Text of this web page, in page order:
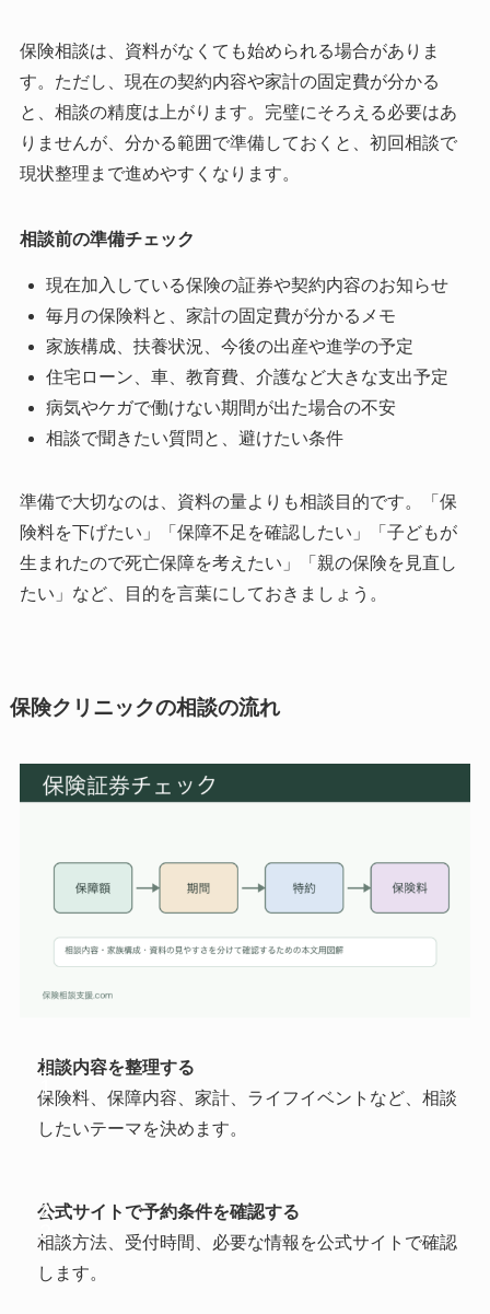
保険相談は、資料がなくても始められる場合がありま
す。ただし、現在の契約内容や家計の固定費が分かる
と、相談の精度は上がります。完璧にそろえる必要はあ
りませんが、分かる範囲で準備しておくと、初回相談で
現状整理まで進めやすくなります。
相談前の準備チェック
現在加入している保険の証券や契約内容のお知らせ
毎月の保険料と、家計の固定費が分かるメモ
家族構成、扶養状況、今後の出産や進学の予定
住宅ローン、車、教育費、介護など大きな支出予定
病気やケガで働けない期間が出た場合の不安
相談で聞きたい質問と、避けたい条件
準備で大切なのは、資料の量よりも相談目的です。「保
険料を下げたい」「保障不足を確認したい」「子どもが
生まれたので死亡保障を考えたい」「親の保険を見直し
たい」など、目的を言葉にしておきましょう。
保険クリニックの相談の流れ
1
相談内容を整理する
保険料、保障内容、家計、ライフイベントなど、相談
したいテーマを決めます。
2
公式サイトで予約条件を確認する
相談方法、受付時間、必要な情報を公式サイトで確認
します。